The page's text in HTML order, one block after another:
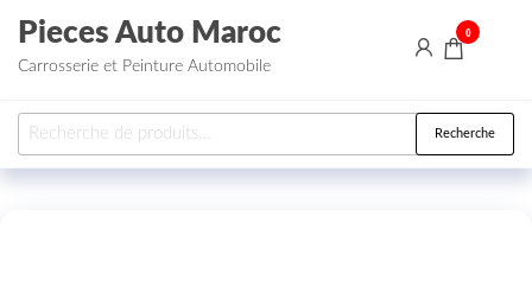
Aller au contenu
Pieces Auto Maroc
Carrosserie et Peinture Automobile
0
Recherche pour : Recherche